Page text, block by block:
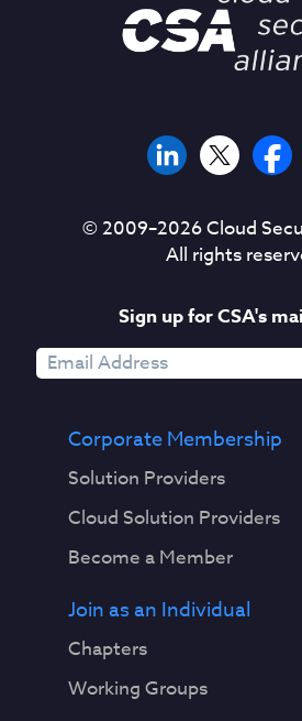
© 2009–2026Cloud
All rights
Sign up for CSA's
Corporate Membership
Solution Providers
Cloud Solution Providers
Become a Member
Join as an Individual
Chapters
Working Groups